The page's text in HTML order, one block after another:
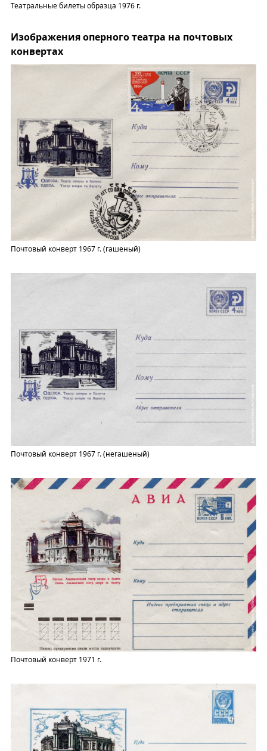
Театральные билеты образца 1976 г.
Изображения оперного театра на почтовых
конвертах
Почтовый конверт 1967 г. (гашеный)
Почтовый конверт 1967 г. (негашеный)
Почтовый конверт 1971 г.